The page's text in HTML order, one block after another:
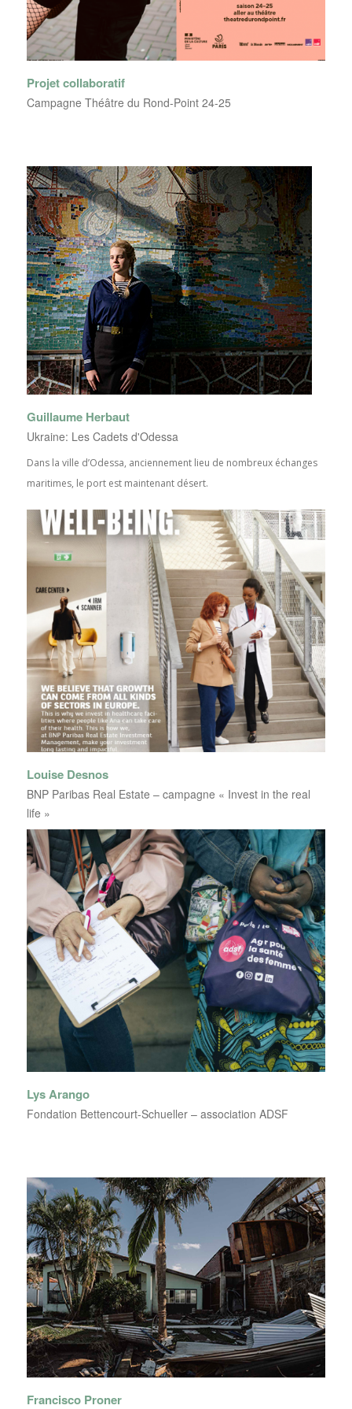
Projet collaboratif
Campagne Théâtre du Rond-Point 24-25
Guillaume Herbaut
Ukraine: Les Cadets d'Odessa
Dans la ville d’Odessa, anciennement lieu de nombreux échanges
maritimes, le port est maintenant désert.
Louise Desnos
BNP Paribas Real Estate – campagne « Invest in the real
life »
Lys Arango
Fondation Bettencourt-Schueller – association ADSF
Francisco Proner